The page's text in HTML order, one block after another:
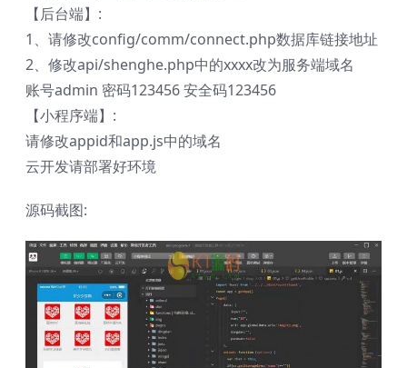
【后台端】:
1、请修改config/comm/connect.php数据库链接地址
2、修改api/shenghe.php中的xxxx改为服务端域名
账号admin 密码123456 安全码123456
【小程序端】:
请修改appid和app.js中的域名
云开发请部署好环境
源码截图: